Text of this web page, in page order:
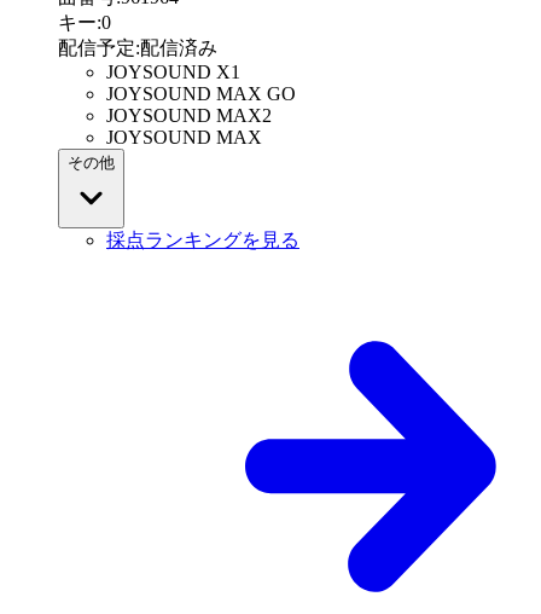
キー:0
配信予定:配信済み
JOYSOUND X1
JOYSOUND MAX GO
JOYSOUND MAX2
JOYSOUND MAX
その他
採点ランキングを見る